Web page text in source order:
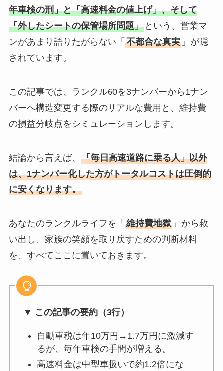
年車検の刑」と「高速料金の値上げ」、そして
「外したシートの保管場所問題」という、営業マ
ンがあまり語りたがらない「 不都合な真実」が隠
されています。
この記事では、ランクル60を3ナンバーから1ナン
バーへ構造変更する際のリアルな費用と、維持費
の損益分岐点をシミュレーションします。
結論から言えば、 「毎日高速道路に乗る人」以外
は、1ナンバー化した方がトータルコストは圧倒的
に安くなります。
あなたのランクルライフを「 維持費地獄」から救
い出し、家族の笑顔を取り戻すための判断材料
を、すべてここに置いておきます。
▼ この記事の要約（3行）
自動車税は年10万円→1.7万円に激減す
るが、毎年車検の手間が増える。
高速料金は中型車扱いで約1.2倍にな